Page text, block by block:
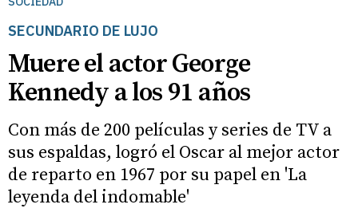
SECUNDARIO DE LUJO
Muere el actor George
Kennedy a los 91 años
Con más de 200 películas y series de TV a
sus espaldas, logró el Oscar al mejor actor
de reparto en 1967 por su papel en 'La
leyenda del indomable'